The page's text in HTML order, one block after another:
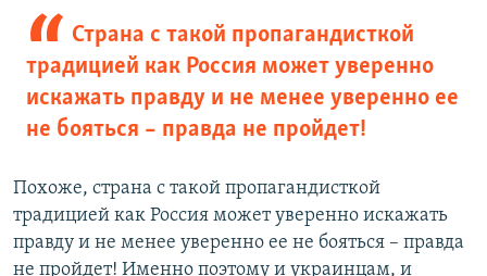
Страна с такой пропагандисткой
традицией как Россия может уверенно
искажать правду и не менее уверенно ее
не бояться – правда не пройдет!
Похоже, страна с такой пропагандисткой
традицией как Россия может уверенно искажать
правду и не менее уверенно ее не бояться – правда
не пройдет! Именно поэтому и украинцам, и